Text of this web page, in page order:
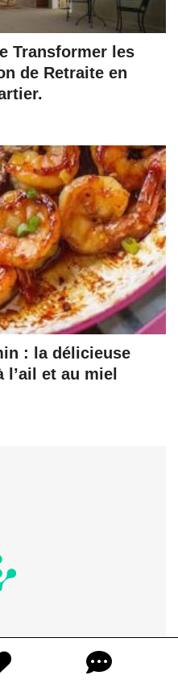
Transformer les
de Retraite en
: la délicieuse
et au miel